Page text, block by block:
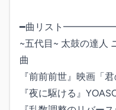
━曲リスト
~五代目~ 太鼓の達人
曲
『前前前世』映画「
『夜に駆ける』